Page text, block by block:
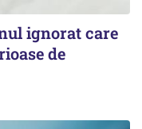
ignorat care
de